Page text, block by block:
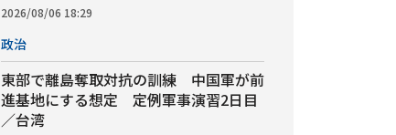
2026/08/06 18:29
政治
東部で離島奪取対抗の訓練 中国軍が前
進基地にする想定 定例軍事演習2日目
／台湾